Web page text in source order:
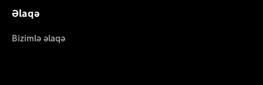
Əlaqə
Bizimlə əlaqə